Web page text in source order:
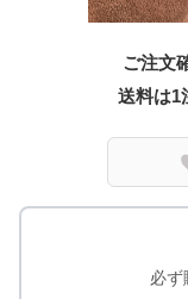
ご注文
送料は1
必ず